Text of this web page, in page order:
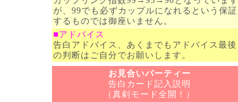
が、99でも必ずカップルになれるという保証
するものでは御座いません。
■アドバイス
告白アドバイス、あくまでもアドバイス最後
の判断はご自分でお願いします。
お見合いパーティー
告白カード記入説明
（真剣モード全開！）